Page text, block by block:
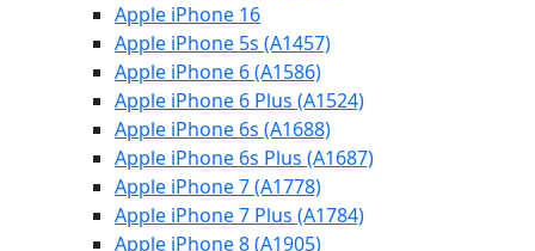
Apple iPhone 16
Apple iPhone 5s (A1457)
Apple iPhone 6 (A1586)
Apple iPhone 6 Plus (A1524)
Apple iPhone 6s (A1688)
Apple iPhone 6s Plus (A1687)
Apple iPhone 7 (A1778)
Apple iPhone 7 Plus (A1784)
Apple iPhone 8 (A1905)